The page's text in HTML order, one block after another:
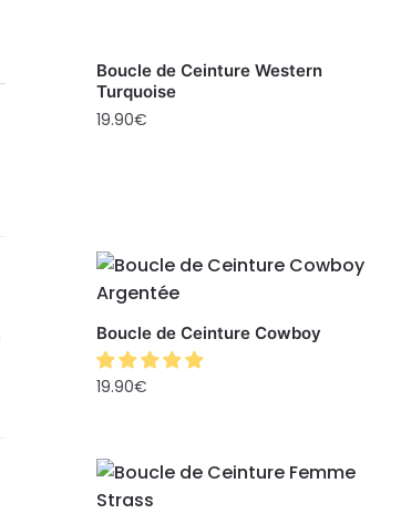
Boucle de Ceinture Western
Turquoise
19.90€
Boucle de Ceinture Cowboy
19.90€